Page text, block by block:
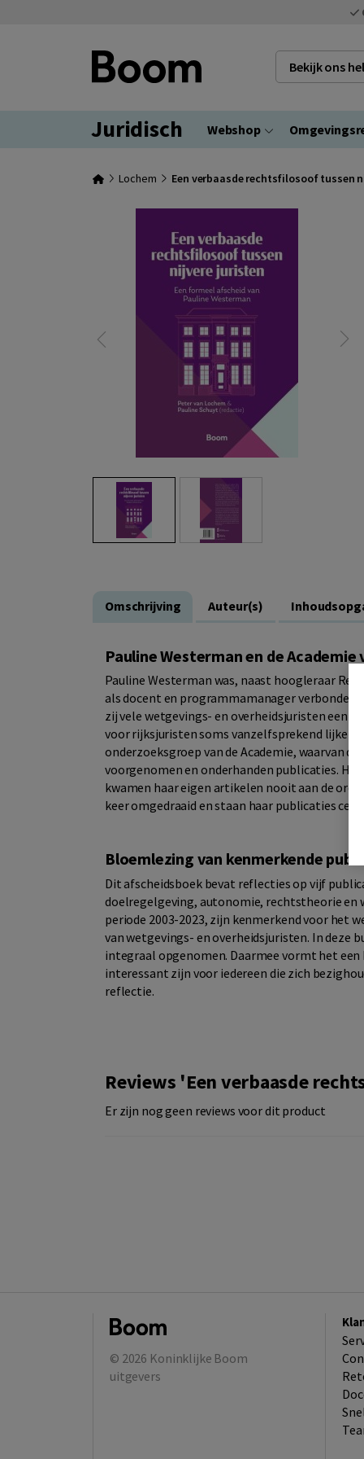
Bekijk ons
Juridisch Webshop
Lochem Een verbaasde rechtsfilosoof tussen
Omschrijving Auteur(s)
Pauline Westerman en de
Pauline Westerman was, naast hoogleraar
als docent en programmamanager verbonden
zij vele wetgevings- en overheidsjuristen een
voor rijksjuristen soms vanzelfsprekend lijken,
onderzoeksgroep van de Academie, waarvan
voorgenomen en onderhanden publicaties.
kwamen haar eigen artikelen nooit aan de
keer omgedraaid en staan haar publicaties
Bloemlezing van kenmerkende
Dit afscheidsboek bevat reflecties op vijf
doelregelgeving, autonomie, rechtstheorie en
periode 2003-2023, zijn kenmerkend voor het
van wetgevings- en overheidsjuristen. In deze
integraal opgenomen. Daarmee vormt het
interessant zijn voor iedereen die zich
reflectie.
Reviews 'Een verbaasde
Er zijn nog geen reviews voor dit product
© 2026 Koninklijke Boom
uitgevers